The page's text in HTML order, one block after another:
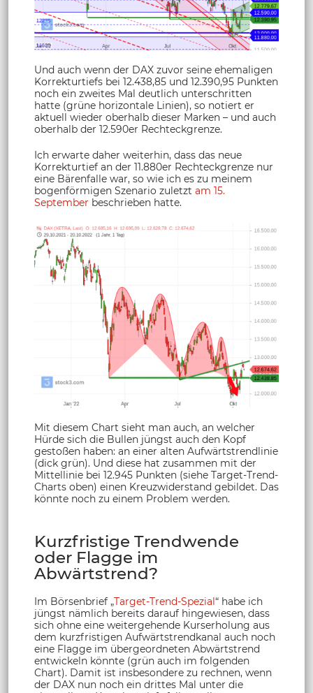
Und auch wenn der DAX zuvor seine ehemaligen
Korrekturtiefs bei 12.438,85 und 12.390,95 Punkten
noch ein zweites Mal deutlich unterschritten
hatte (grüne horizontale Linien), so notiert er
aktuell wieder oberhalb dieser Marken – und auch
oberhalb der 12.590er Rechteckgrenze.
Ich erwarte daher weiterhin, dass das neue
Korrekturtief an der 11.880er Rechteckgrenze nur
eine Bärenfalle war, so wie ich es zu meinem
bogenförmigen Szenario zuletzt am 15.
September beschrieben hatte.
Mit diesem Chart sieht man auch, an welcher
Hürde sich die Bullen jüngst auch den Kopf
gestoßen haben: an einer alten Aufwärtstrendlinie
(dick grün). Und diese hat zusammen mit der
Mittellinie bei 12.945 Punkten (siehe Target-Trend-
Charts oben) einen Kreuzwiderstand gebildet. Das
könnte noch zu einem Problem werden.
Kurzfristige Trendwende
oder Flagge im
Abwärtstrend?
Im Börsenbrief „Target-Trend-Spezial“ habe ich
jüngst nämlich bereits darauf hingewiesen, dass
sich ohne eine weitergehende Kurserholung aus
dem kurzfristigen Aufwärtstrendkanal auch noch
eine Flagge im übergeordneten Abwärtstrend
entwickeln könnte (grün auch im folgenden
Chart). Damit ist insbesondere zu rechnen, wenn
der DAX nun noch ein drittes Mal unter die